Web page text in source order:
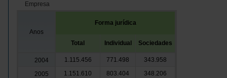
Empresa
Anos
Forma jurídica
Total Individual Sociedades
2004 1.115.456 771.498
343.958
2005
1.151.610 803.404
348.206